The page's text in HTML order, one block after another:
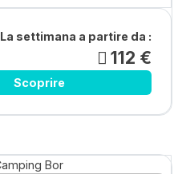
La settimana a partire da :
112 €
Scoprire